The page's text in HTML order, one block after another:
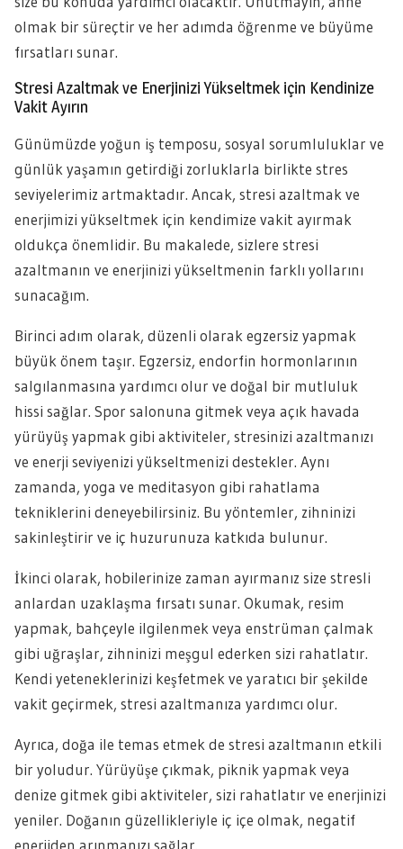
olmak bir süreçtir ve her adımda öğrenme ve büyüme
fırsatları sunar.
Stresi Azaltmak ve Enerjinizi Yükseltmek için Kendinize
Vakit Ayırın
Günümüzde yoğun iş temposu, sosyal sorumluluklar ve
günlük yaşamın getirdiği zorluklarla birlikte stres
seviyelerimiz artmaktadır. Ancak, stresi azaltmak ve
enerjimizi yükseltmek için kendimize vakit ayırmak
oldukça önemlidir. Bu makalede, sizlere stresi
azaltmanın ve enerjinizi yükseltmenin farklı yollarını
sunacağım.
Birinci adım olarak, düzenli olarak egzersiz yapmak
büyük önem taşır. Egzersiz, endorfin hormonlarının
salgılanmasına yardımcı olur ve doğal bir mutluluk
hissi sağlar. Spor salonuna gitmek veya açık havada
yürüyüş yapmak gibi aktiviteler, stresinizi azaltmanızı
ve enerji seviyenizi yükseltmenizi destekler. Aynı
zamanda, yoga ve meditasyon gibi rahatlama
tekniklerini deneyebilirsiniz. Bu yöntemler, zihninizi
sakinleştirir ve iç huzurunuza katkıda bulunur.
İkinci olarak, hobilerinize zaman ayırmanız size stresli
anlardan uzaklaşma fırsatı sunar. Okumak, resim
yapmak, bahçeyle ilgilenmek veya enstrüman çalmak
gibi uğraşlar, zihninizi meşgul ederken sizi rahatlatır.
Kendi yeteneklerinizi keşfetmek ve yaratıcı bir şekilde
vakit geçirmek, stresi azaltmanıza yardımcı olur.
Ayrıca, doğa ile temas etmek de stresi azaltmanın etkili
bir yoludur. Yürüyüşe çıkmak, piknik yapmak veya
denize gitmek gibi aktiviteler, sizi rahatlatır ve enerjinizi
yeniler. Doğanın güzellikleriyle iç içe olmak, negatif
enerjiden arınmanızı sağlar.